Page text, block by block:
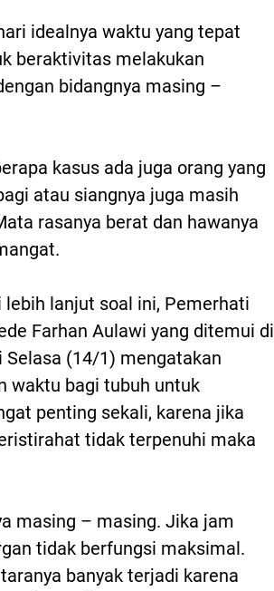
idealnya waktu yang tepat
beraktivitas melakukan
bidangnya masing –
kasus ada juga orang yang
atau siangnya juga masih
rasanya berat dan hawanya
lanjut soal ini, Pemerhati
Farhan Aulawi yang ditemui di
Selasa (14/1) mengatakan
waktu bagi tubuh untuk
penting sekali, karena jika
tidak terpenuhi maka
masing – masing. Jika jam
tidak berfungsi maksimal.
banyak terjadi karena